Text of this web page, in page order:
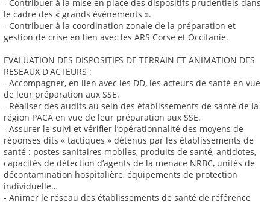
- Contribuer à la mise en place des dispositifs prudentiels dans
le cadre des « grands événements ».
- Contribuer à la coordination zonale de la préparation et
gestion de crise en lien avec les ARS Corse et Occitanie.
EVALUATION DES DISPOSITIFS DE TERRAIN ET ANIMATION DES
RESEAUX D'ACTEURS :
- Accompagner, en lien avec les DD, les acteurs de santé en vue
de leur préparation aux SSE.
- Réaliser des audits au sein des établissements de santé de la
région PACA en vue de leur préparation aux SSE.
- Assurer le suivi et vérifier l’opérationnalité des moyens de
réponses dits « tactiques » détenus par les établissements de
santé : postes sanitaires mobiles, produits de santé, antidotes,
capacités de détection d’agents de la menace NRBC, unités de
décontamination hospitalière, équipements de protection
individuelle…
- Animer le réseau des établissements de santé de référence